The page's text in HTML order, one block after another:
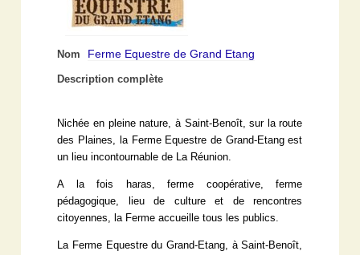
Nom Ferme Equestre de Grand Etang
Description complète
Nichée en pleine nature, à Saint-Benoît, sur la route
des Plaines, la Ferme Equestre de Grand-Etang est
un lieu incontournable de La Réunion.
A la fois haras, ferme coopérative, ferme
pédagogique, lieu de culture et de rencontres
citoyennes, la Ferme accueille tous les publics.
La Ferme Equestre du Grand-Etang, à Saint-Benoît,